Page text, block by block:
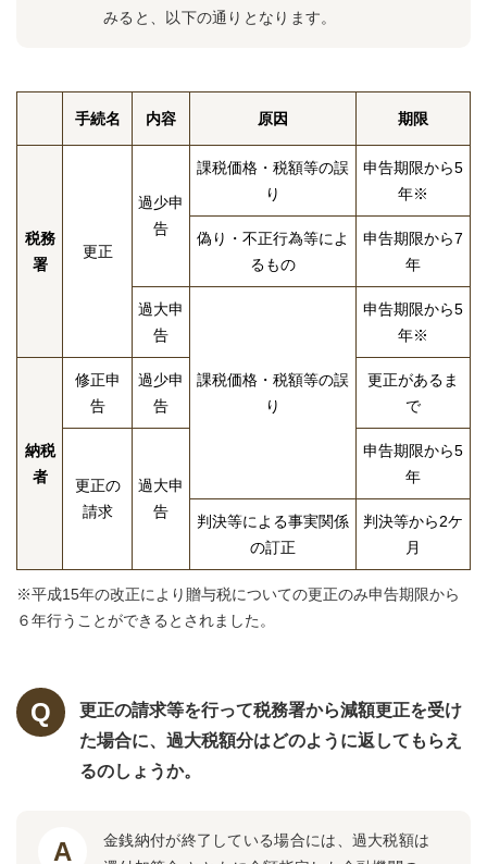
みると、以下の通りとなります。
手続名 内容 原因 期限
税務
署
更正
過少申
告
課税価格・税額等の誤
り
申告期限から5
年※
偽り・不正行為等によ
るもの
申告期限から7
年
過大申
告
課税価格・税額等の誤
り
申告期限から5
年※
納税
者
修正申
告
過少申
告
更正があるま
で
更正の
請求
過大申
告
申告期限から5
年
判決等による事実関係
の訂正
判決等から2ケ
月
※平成15年の改正により贈与税についての更正のみ申告期限から
６年行うことができるとされました。
更正の請求等を行って税務署から減額更正を受け
た場合に、過大税額分はどのように返してもらえ
るのしょうか。
金銭納付が終了している場合には、過大税額は